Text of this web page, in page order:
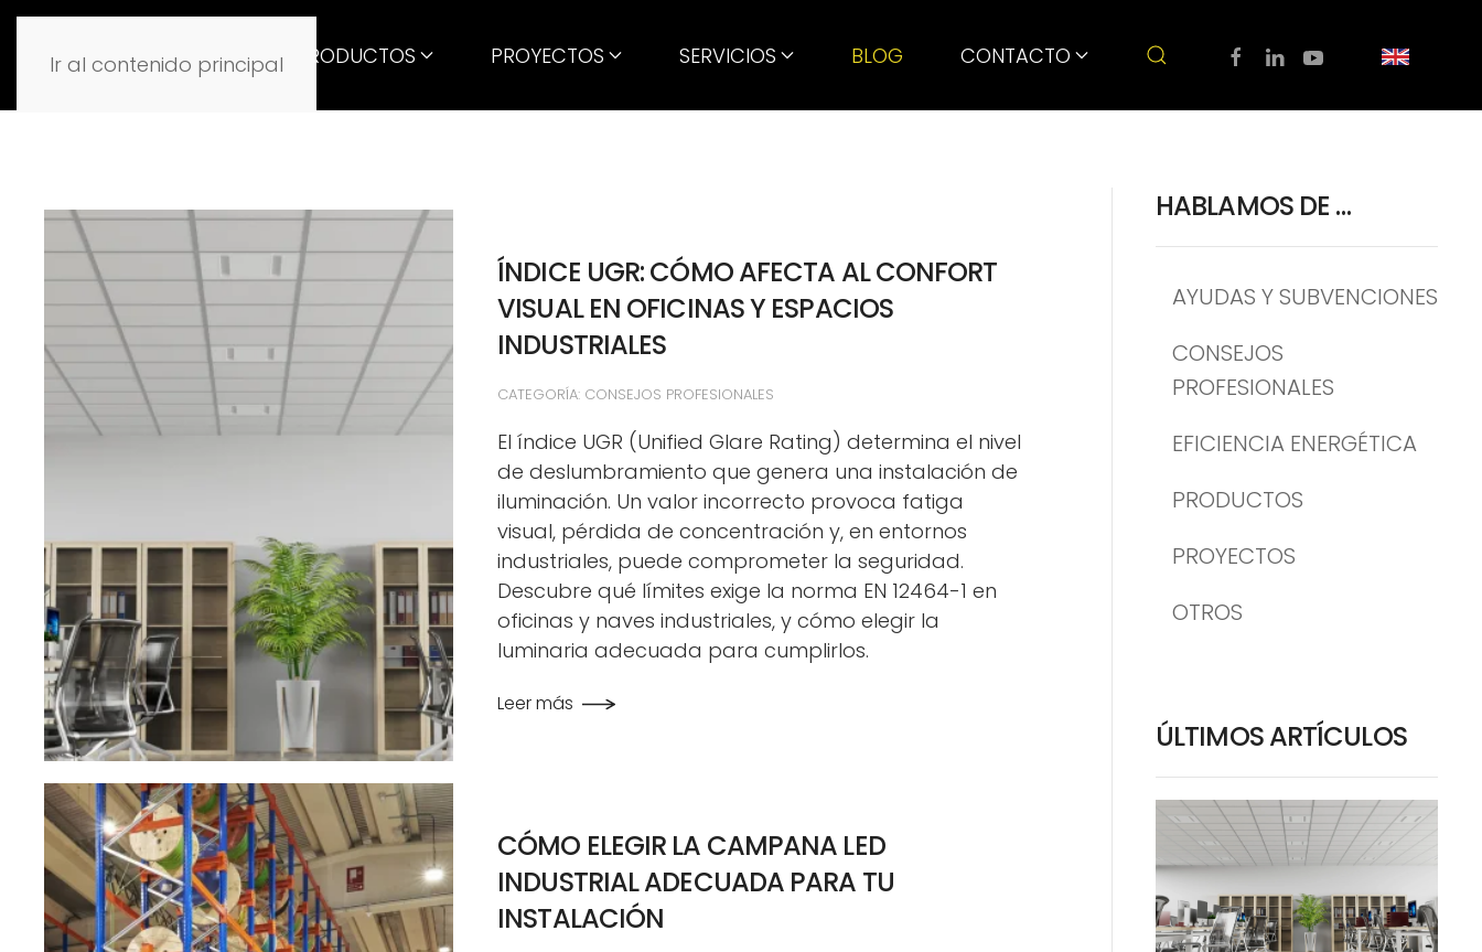
Ir al contenido principal PRODUCTOS PROYECTOS SERVICIOS BLOG CONTACTO
ÍNDICE UGR: CÓMO AFECTA AL CONFORT
VISUAL EN OFICINAS Y ESPACIOS
INDUSTRIALES
CATEGORÍA: CONSEJOS PROFESIONALES
El índice UGR (Unified Glare Rating) determina el nivel
de deslumbramiento que genera una instalación de
iluminación. Un valor incorrecto provoca fatiga
visual, pérdida de concentración y, en entornos
industriales, puede comprometer la seguridad.
Descubre qué límites exige la norma EN 12464-1 en
oficinas y naves industriales, y cómo elegir la
luminaria adecuada para cumplirlos.
Leer más
CÓMO ELEGIR LA CAMPANA LED
INDUSTRIAL ADECUADA PARA TU
INSTALACIÓN
HABLAMOS DE …
AYUDAS Y SUBVENCIONES
CONSEJOS
PROFESIONALES
EFICIENCIA ENERGÉTICA
PRODUCTOS
PROYECTOS
OTROS
ÚLTIMOS ARTÍCULOS